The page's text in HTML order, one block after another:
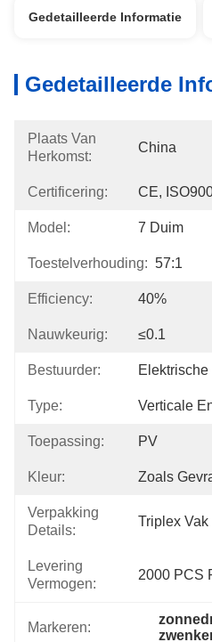
Gedetailleerde Informatie
Gedetailleerde
Plaats Van
Herkomst:
China
Certificering: CE,
Model: 7 Duim
Toestelverhouding: 57:1
Efficiency: 40%
Nauwkeurig: ≤0.1
Bestuurder: Elektrische
Type: Verticale
Toepassing: PV
Kleur: Zoals
Verpakking
Details:
Triplex Vak
Levering
Vermogen:
2000 PCS
Markeren: